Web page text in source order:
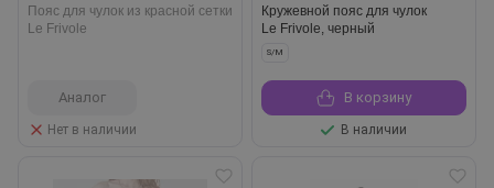
Пояс для чулок из красной сетки
Le Frivole
Аналог
Нет в наличии
Кружевной пояс для чулок
Le Frivole, черный
S/M
В корзину
В наличии